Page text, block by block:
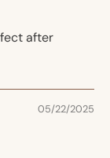
after
05/22/2025